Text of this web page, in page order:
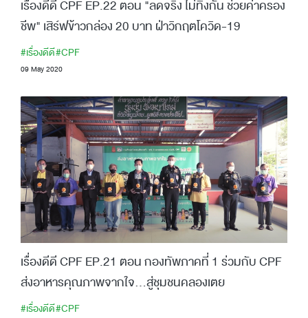
เรื่องดีดี CPF EP.22 ตอน "ลดจริง ไม่ทิ้งกัน ช่วยค่าครอง
ชีพ" เสิร์ฟข้าวกล่อง 20 บาท ฝ่าวิกฤตโควิด-19
#เรื่องดีดี#CPF
09 May 2020
เรื่องดีดี CPF EP.21 ตอน กองทัพภาคที่ 1 ร่วมกับ CPF
ส่งอาหารคุณภาพจากใจ...สู่ชุมชนคลองเตย
#เรื่องดีดี#CPF